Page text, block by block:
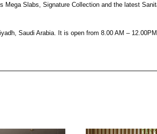
WOHNBEREICH
Bathroom & Kitchen
Slabs, Signature Collection and the latest
Saudi Arabia. It is open from 8.00 AM –